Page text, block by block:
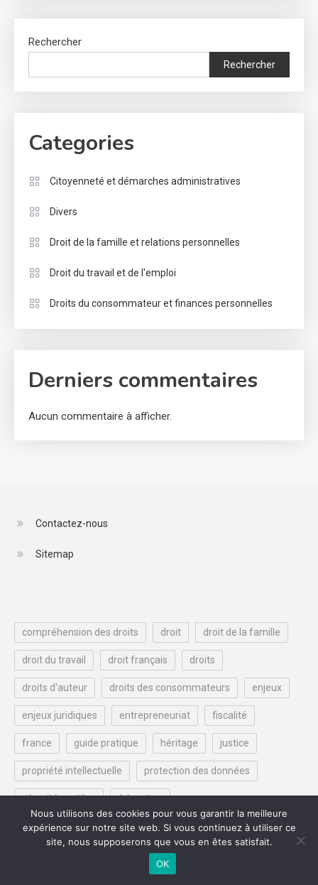
Rechercher
Rechercher
Categories
Citoyenneté et démarches administratives
Divers
Droit de la famille et relations personnelles
Droit du travail et de l'emploi
Droits du consommateur et finances personnelles
Derniers commentaires
Aucun commentaire à afficher.
Contactez-nous
Sitemap
compréhension des droits droit droit de la famille
droit du travail droit français droits
droits d'auteur droits des consommateurs enjeux
enjeux juridiques entrepreneuriat fiscalité
france guide pratique héritage justice
propriété intellectuelle protection des données
sécurité routière éducation
Citoyenneté et démarches administratives
Nous utilisons des cookies pour vous garantir la meilleure
expérience sur notre site web. Si vous continuez à utiliser ce
site, nous supposerons que vous en êtes satisfait.
OK